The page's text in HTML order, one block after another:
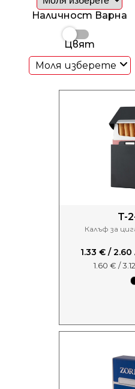
Наличност Варна
Цвят
Моля изберете
T-
Калъф за
1.33 € /
1.60 € /